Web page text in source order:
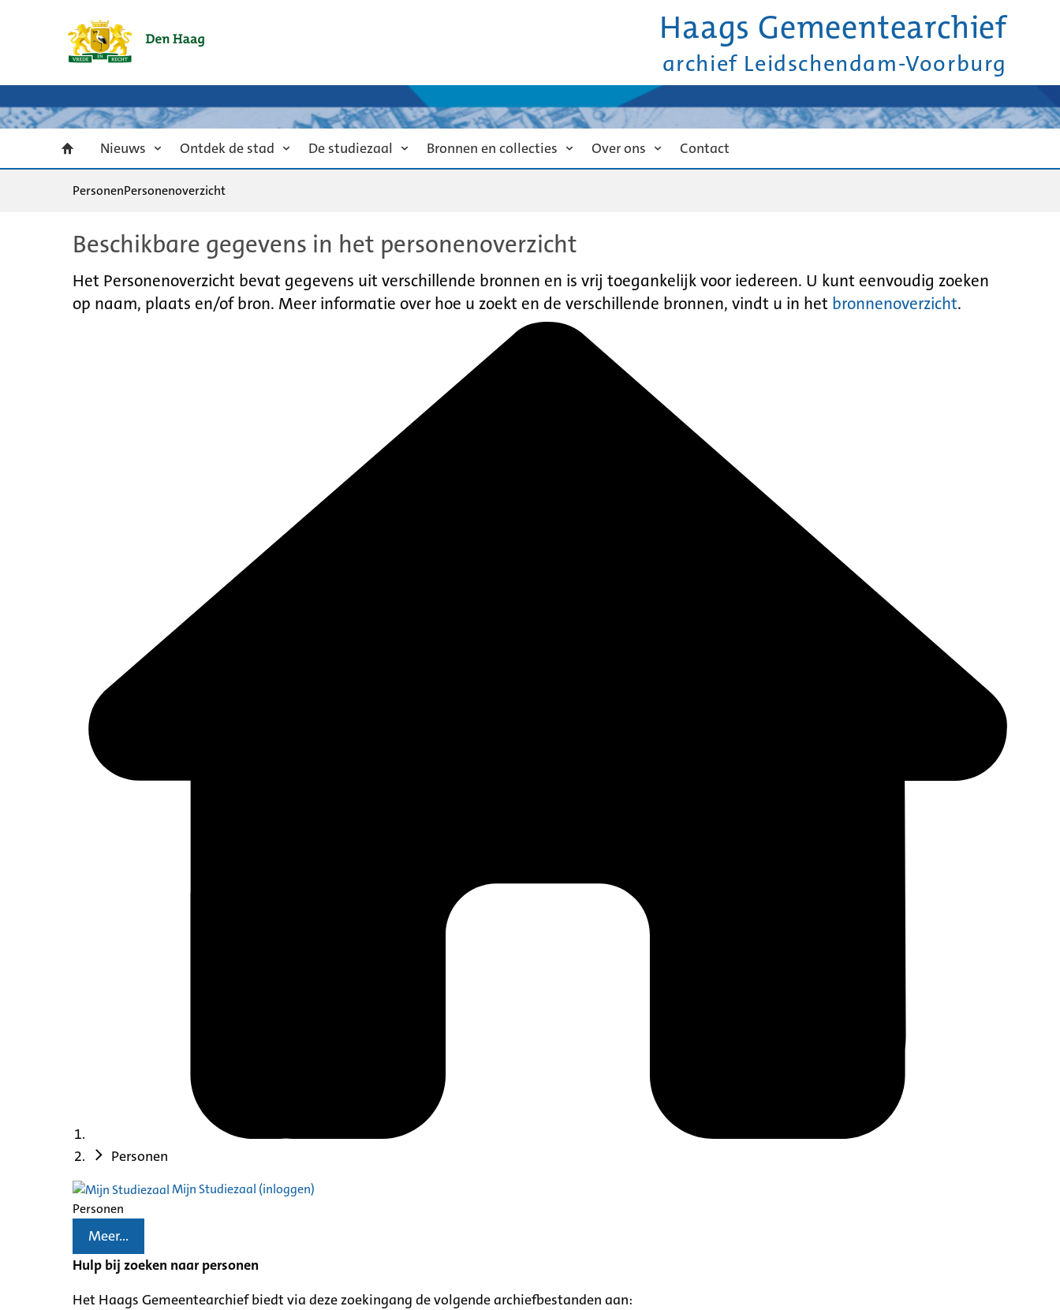
Haags Gemeentearchief
archief Leidschendam-Voorburg
Nieuws Ontdek de stad De studiezaal Bronnen en collecties Over ons Contact
PersonenPersonenoverzicht
Beschikbare gegevens in het personenoverzicht
Het Personenoverzicht bevat gegevens uit verschillende bronnen en is vrij toegankelijk voor iedereen. U kunt eenvoudig zoeken
op naam, plaats en/of bron. Meer informatie over hoe u zoekt en de verschillende bronnen, vindt u in het bronnenoverzicht.
Personen
Mijn Studiezaal (inloggen)
Personen
Meer...
Hulp bij zoeken naar personen
Het Haags Gemeentearchief biedt via deze zoekingang de volgende archiefbestanden aan: